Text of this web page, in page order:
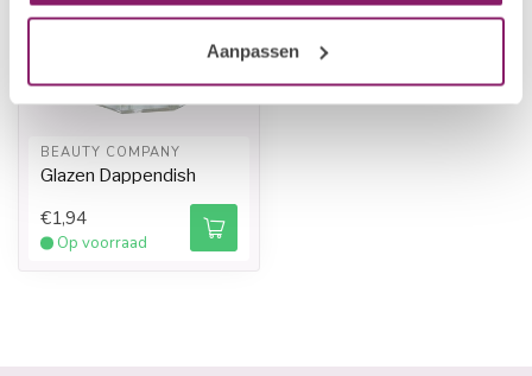
Aanpassen
BEAUTY COMPANY
Glazen Dappendish
€1,94
Op voorraad